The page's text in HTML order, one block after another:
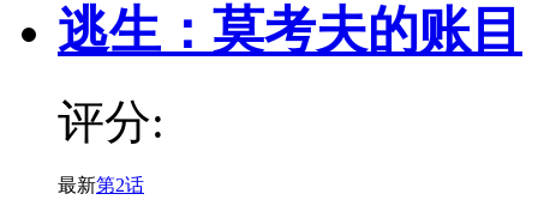
逃生：莫考夫的账目
评分:
最新第2话